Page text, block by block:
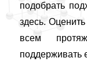
подобрать
здесь.
всем
поддерживать